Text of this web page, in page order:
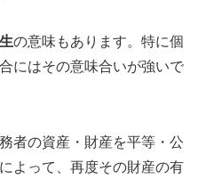
の意味もあります。特に個
にはその意味合いが強いで
者の資産・財産を平等・公
よって、再度その財産の有